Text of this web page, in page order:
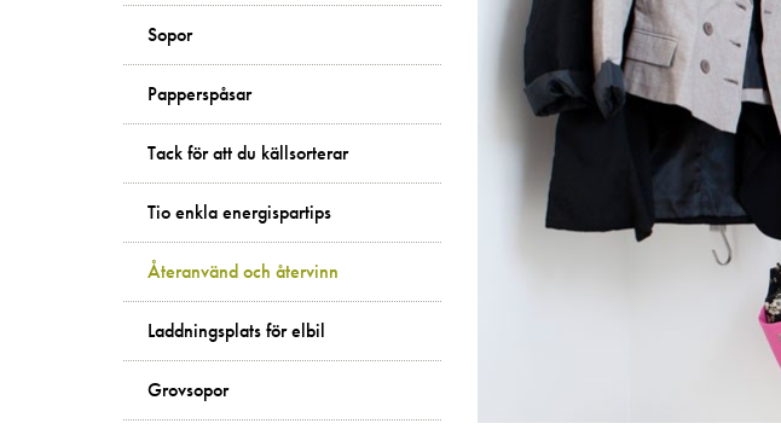
Sopor
Papperspåsar
Tack för att du källsorterar
Tio enkla energispartips
Återanvänd och återvinn
Laddningsplats för elbil
Grovsopor